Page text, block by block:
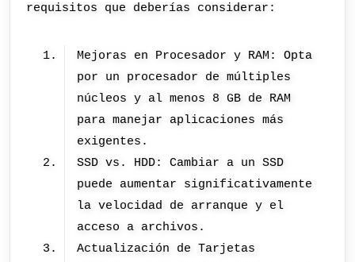
requisitos que deberías considerar:
Mejoras en Procesador y RAM: Opta
por un procesador de múltiples
núcleos y al menos 8 GB de RAM
para manejar aplicaciones más
exigentes.
SSD vs. HDD: Cambiar a un SSD
puede aumentar significativamente
la velocidad de arranque y el
acceso a archivos.
Actualización de Tarjetas